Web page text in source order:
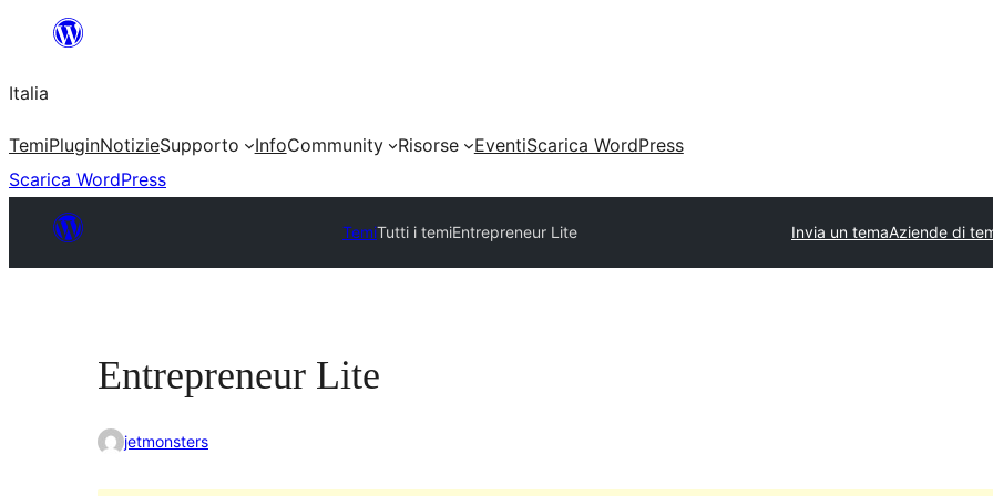
contenuto
Italia
TemiPluginNotizieSupporto InfoCommunity Risorse EventiScarica WordPress
Scarica WordPress
TemiTutti i temiEntrepreneur Lite Invia un temaAziende di
Entrepreneur Lite
jetmonsters